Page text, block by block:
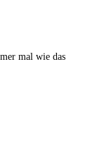
mal wie das